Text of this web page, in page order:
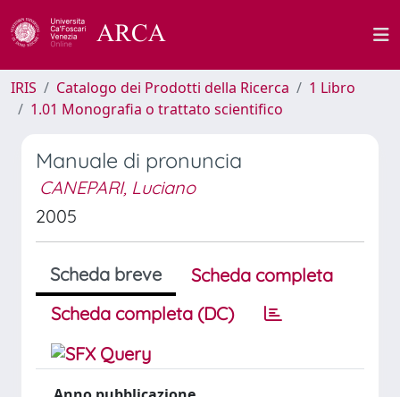
IRIS Catalogo dei Prodotti della Ricerca
1 Libro
1.01 Monografia o trattato scientifico
Manuale di pronuncia
CANEPARI, Luciano
2005
Scheda breve
Scheda completa
Scheda completa (DC)